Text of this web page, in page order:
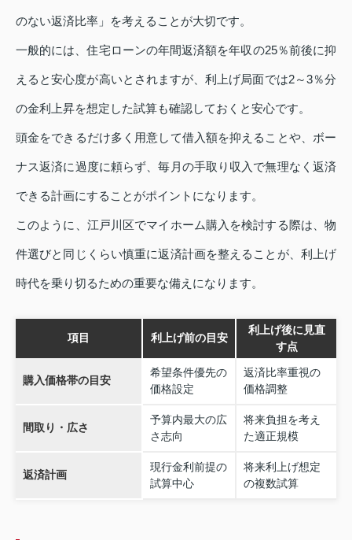
のない返済比率」を考えることが大切です。
一般的には、住宅ローンの年間返済額を年収の25％前後に抑
えると安心度が高いとされますが、利上げ局面では2～3％分
の金利上昇を想定した試算も確認しておくと安心です。
頭金をできるだけ多く用意して借入額を抑えることや、ボー
ナス返済に過度に頼らず、毎月の手取り収入で無理なく返済
できる計画にすることがポイントになります。
このように、江戸川区でマイホーム購入を検討する際は、物
件選びと同じくらい慎重に返済計画を整えることが、利上げ
時代を乗り切るための重要な備えになります。
項目 利上げ前の目安
利上げ後に見直
す点
購入価格帯の目安
希望条件優先の
価格設定
返済比率重視の
価格調整
間取り・広さ
予算内最大の広
さ志向
将来負担を考え
た適正規模
返済計画
現行金利前提の
試算中心
将来利上げ想定
の複数試算